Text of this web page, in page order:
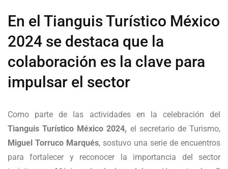
En el Tianguis Turístico México
2024 se destaca que la
colaboración es la clave para
impulsar el sector
Como parte de las actividades en la celebración del
Tianguis Turístico México 2024, el secretario de Turismo,
Miguel Torruco Marqués, sostuvo una serie de encuentros
para fortalecer y reconocer la importancia del sector